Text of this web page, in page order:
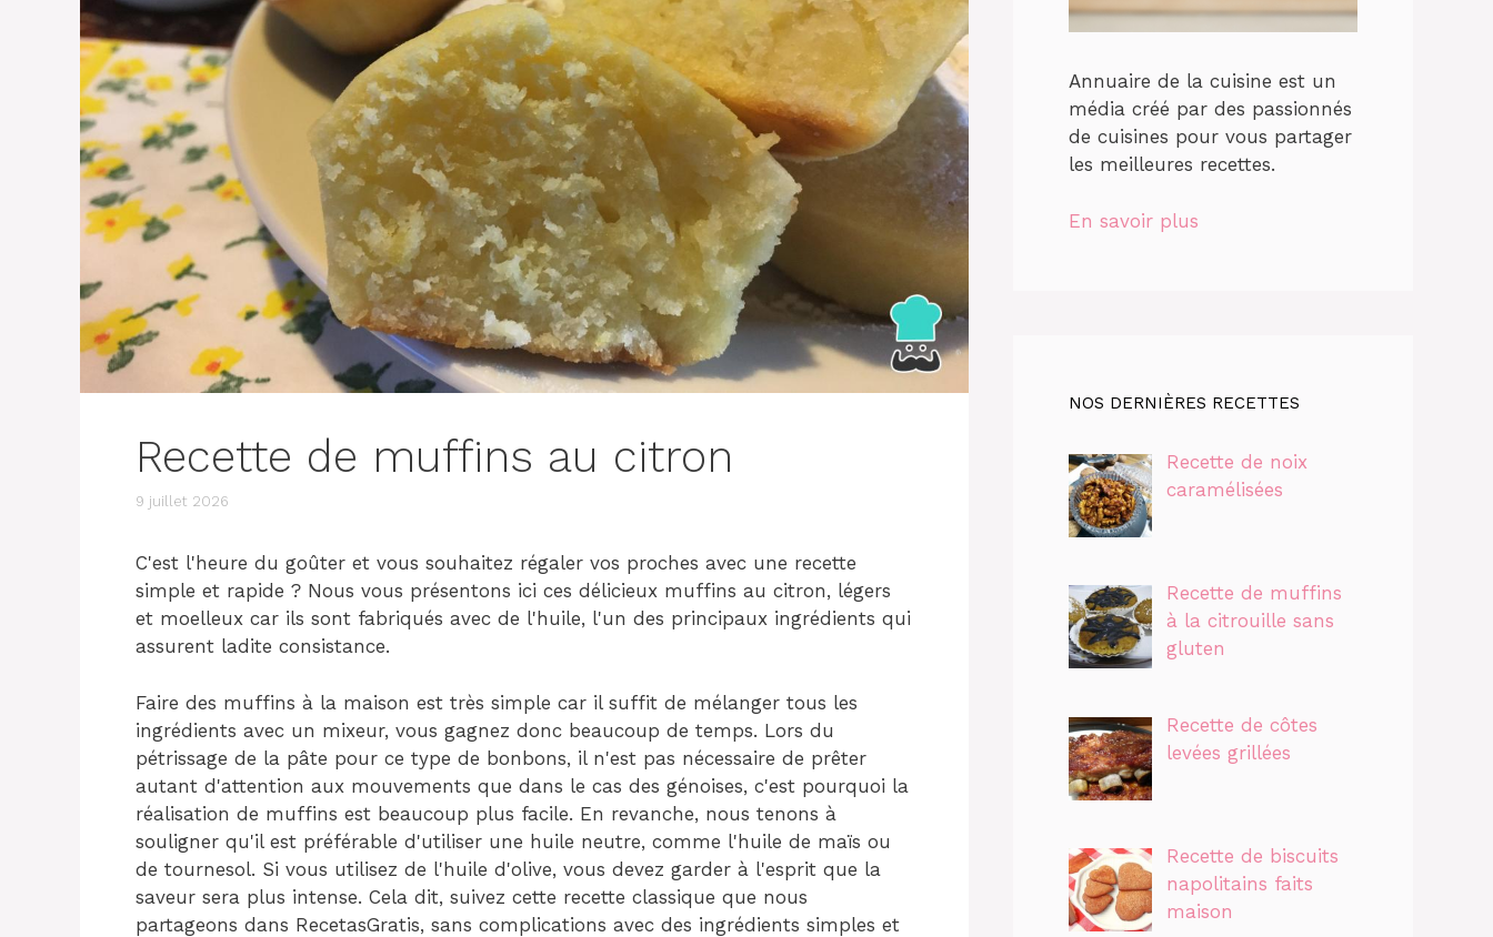
Recette de muffins au citron
9 juillet 2026
C'est l'heure du goûter et vous souhaitez régaler vos proches avec une recette
simple et rapide ? Nous vous présentons ici ces délicieux muffins au citron, légers
et moelleux car ils sont fabriqués avec de l'huile, l'un des principaux ingrédients qui
assurent ladite consistance.
Faire des muffins à la maison est très simple car il suffit de mélanger tous les
ingrédients avec un mixeur, vous gagnez donc beaucoup de temps. Lors du
pétrissage de la pâte pour ce type de bonbons, il n'est pas nécessaire de prêter
autant d'attention aux mouvements que dans le cas des génoises, c'est pourquoi la
réalisation de muffins est beaucoup plus facile. En revanche, nous tenons à
souligner qu'il est préférable d'utiliser une huile neutre, comme l'huile de maïs ou
de tournesol. Si vous utilisez de l'huile d'olive, vous devez garder à l'esprit que la
saveur sera plus intense. Cela dit, suivez cette recette classique que nous
partageons dans RecetasGratis, sans complications avec des ingrédients simples et
Annuaire de la cuisine est un
média créé par des passionnés
de cuisines pour vous partager
les meilleures recettes.
En savoir plus
NOS DERNIÈRES RECETTES
Recette de noix
caramélisées
Recette de muffins
à la citrouille sans
gluten
Recette de côtes
levées grillées
Recette de biscuits
napolitains faits
maison